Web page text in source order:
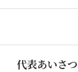
代表あいさつ